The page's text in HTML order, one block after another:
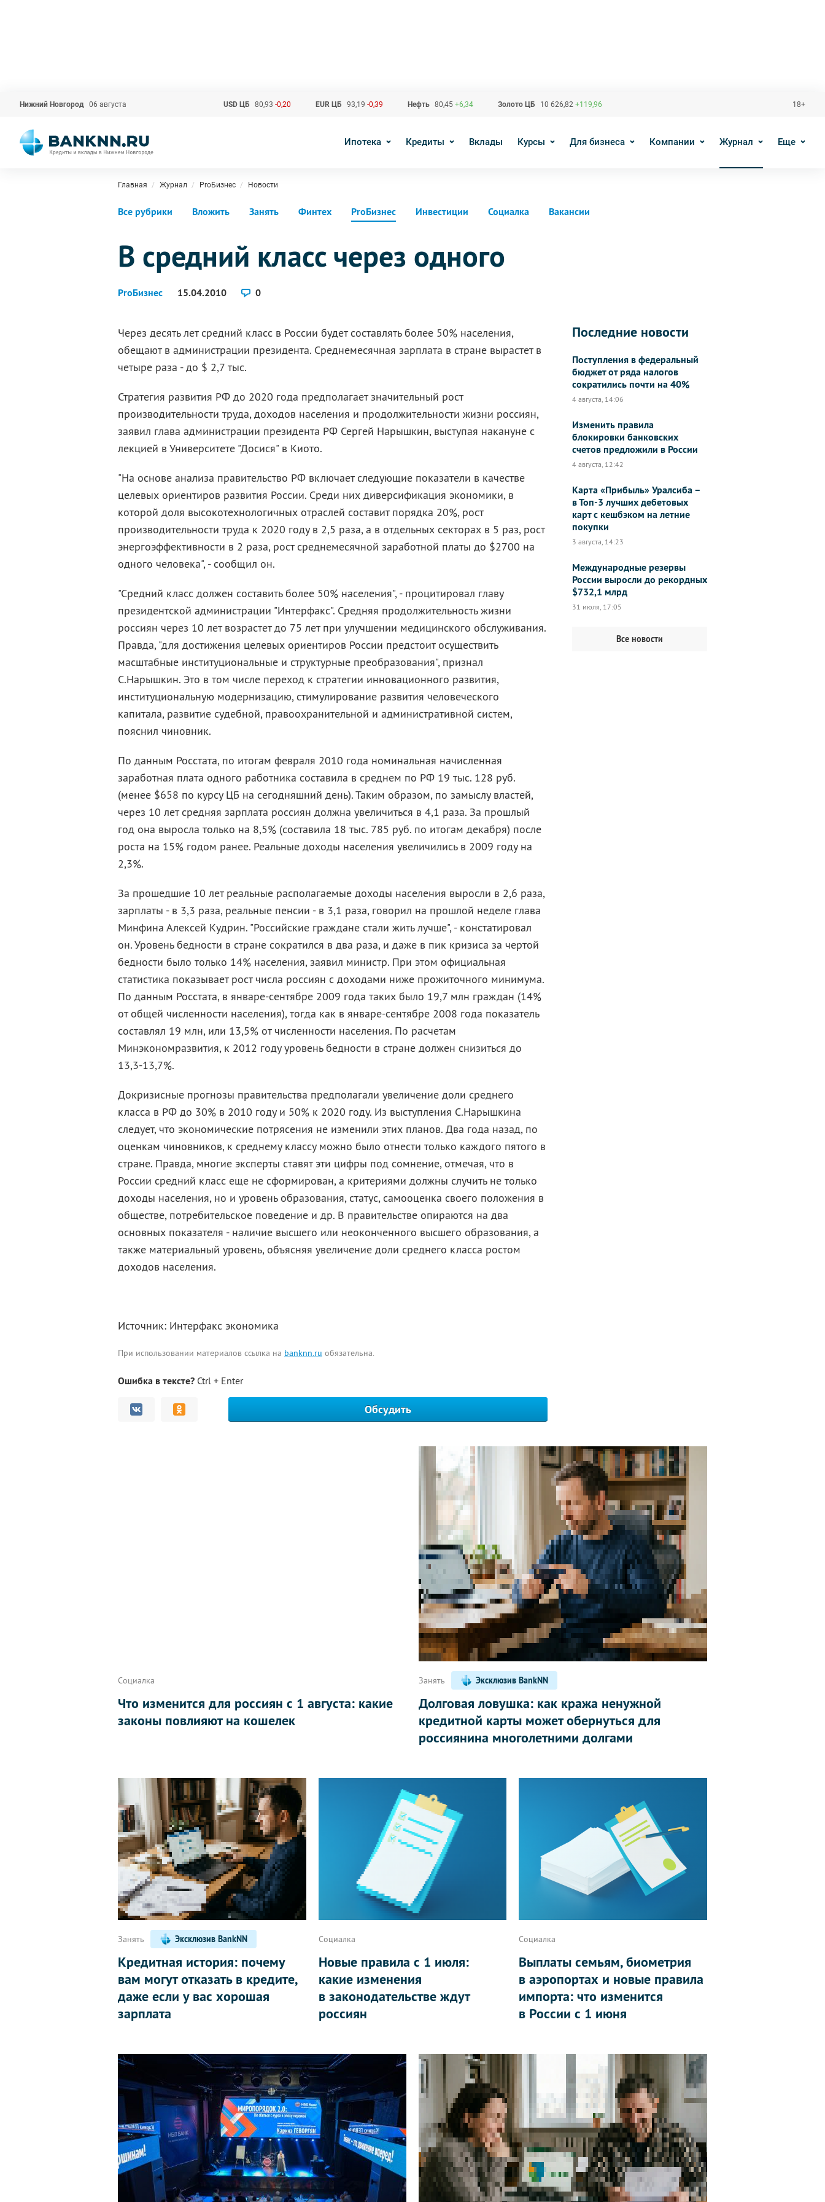
Нижний Новгород 06 августа USD ЦБ 80,93 -0,20 EUR ЦБ 93,19 -0,39 Нефть 80,45 +6,34 Золото ЦБ 10 626,82 +119,96 18+
Ипотека Кредиты Вклады Курсы Для бизнеса Компании Журнал Еще
Главная Журнал ProБизнес Новости
Все рубрики Вложить Занять Финтех ProБизнес Инвестиции Социалка Вакансии
В средний класс через одного
ProБизнес 15.04.2010 0
Через десять лет средний класс в России будет составлять более 50% населения,
обещают в администрации президента. Среднемесячная зарплата в стране вырастет в
четыре раза - до $ 2,7 тыс.
Стратегия развития РФ до 2020 года предполагает значительный рост
производительности труда, доходов населения и продолжительности жизни россиян,
заявил глава администрации президента РФ Сергей Нарышкин, выступая накануне с
лекцией в Университете "Досися" в Киото.
"На основе анализа правительство РФ включает следующие показатели в качестве
целевых ориентиров развития России. Среди них диверсификация экономики, в
которой доля высокотехнологичных отраслей составит порядка 20%, рост
производительности труда к 2020 году в 2,5 раза, а в отдельных секторах в 5 раз, рост
энергоэффективности в 2 раза, рост среднемесячной заработной платы до $2700 на
одного человека", - сообщил он.
"Средний класс должен составить более 50% населения", - процитировал главу
президентской администрации "Интерфакс". Средняя продолжительность жизни
россиян через 10 лет возрастет до 75 лет при улучшении медицинского обслуживания.
Правда, "для достижения целевых ориентиров России предстоит осуществить
масштабные институциональные и структурные преобразования", признал
С.Нарышкин. Это в том числе переход к стратегии инновационного развития,
институциональную модернизацию, стимулирование развития человеческого
капитала, развитие судебной, правоохранительной и административной систем,
пояснил чиновник.
По данным Росстата, по итогам февраля 2010 года номинальная начисленная
заработная плата одного работника составила в среднем по РФ 19 тыс. 128 руб.
(менее $658 по курсу ЦБ на сегодняшний день). Таким образом, по замыслу властей,
через 10 лет средняя зарплата россиян должна увеличиться в 4,1 раза. За прошлый
год она выросла только на 8,5% (составила 18 тыс. 785 руб. по итогам декабря) после
роста на 15% годом ранее. Реальные доходы населения увеличились в 2009 году на
2,3%.
За прошедшие 10 лет реальные располагаемые доходы населения выросли в 2,6 раза,
зарплаты - в 3,3 раза, реальные пенсии - в 3,1 раза, говорил на прошлой неделе глава
Минфина Алексей Кудрин. "Российские граждане стали жить лучше", - констатировал
он. Уровень бедности в стране сократился в два раза, и даже в пик кризиса за чертой
бедности было только 14% населения, заявил министр. При этом официальная
статистика показывает рост числа россиян с доходами ниже прожиточного минимума.
По данным Росстата, в январе-сентябре 2009 года таких было 19,7 млн граждан (14%
от общей численности населения), тогда как в январе-сентябре 2008 года показатель
составлял 19 млн, или 13,5% от численности населения. По расчетам
Минэкономразвития, к 2012 году уровень бедности в стране должен снизиться до
13,3-13,7%.
Докризисные прогнозы правительства предполагали увеличение доли среднего
класса в РФ до 30% в 2010 году и 50% к 2020 году. Из выступления С.Нарышкина
следует, что экономические потрясения не изменили этих планов. Два года назад, по
оценкам чиновников, к среднему классу можно было отнести только каждого пятого в
стране. Правда, многие эксперты ставят эти цифры под сомнение, отмечая, что в
России средний класс еще не сформирован, а критериями должны случить не только
доходы населения, но и уровень образования, статус, самооценка своего положения в
обществе, потребительское поведение и др. В правительстве опираются на два
основных показателя - наличие высшего или неоконченного высшего образования, а
также материальный уровень, объясняя увеличение доли среднего класса ростом
доходов населения.
Источник: Интерфакс экономика
При использовании материалов ссылка на banknn.ru обязательна.
Ошибка в тексте? Ctrl + Enter
Обсудить
Последние новости
Поступления в федеральный
бюджет от ряда налогов
сократились почти на 40%
4 августа, 14:06
Изменить правила
блокировки банковских
счетов предложили в России
4 августа, 12:42
Карта «Прибыль» Уралсиба –
в Топ-3 лучших дебетовых
карт с кешбэком на летние
покупки
3 августа, 14:23
Международные резервы
России выросли до рекордных
$732,1 млрд
31 июля, 17:05
Все новости
Социалка
Что изменится для россиян с 1 августа: какие
законы повлияют на кошелек
Занять Эксклюзив BankNN
Долговая ловушка: как кража ненужной
кредитной карты может обернуться для
россиянина многолетними долгами
Занять Эксклюзив BankNN
Кредитная история: почему
вам могут отказать в кредите,
даже если у вас хорошая
зарплата
Социалка
Новые правила с 1 июля:
какие изменения
в законодательстве ждут
россиян
Социалка
Выплаты семьям, биометрия
в аэропортах и новые правила
импорта: что изменится
в России с 1 июня